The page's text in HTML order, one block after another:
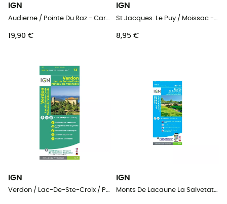
IGN
19,90 €
IGN
8,95 €
IGN
Verdon / Lac-De-Ste-Croix / Plateau-De-Valensole - Carte topographique
IGN
Monts De Lacaune La Salvetat-Sur-Agout.Pnr Du Haut Languedoc - Carte topographique